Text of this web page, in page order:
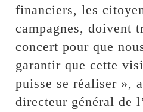
financiers, les
campagnes, doivent
concert pour que
garantir que cette
puisse se réaliser »,
directeur général de